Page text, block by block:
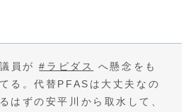
員が#ラピダス
へ懸念をも
る。代替PFASは大丈夫なの
はずの安平川から取水して、